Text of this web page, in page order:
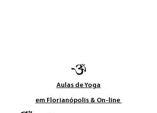
Aulas de Yoga​
em Florianópolis & On-line